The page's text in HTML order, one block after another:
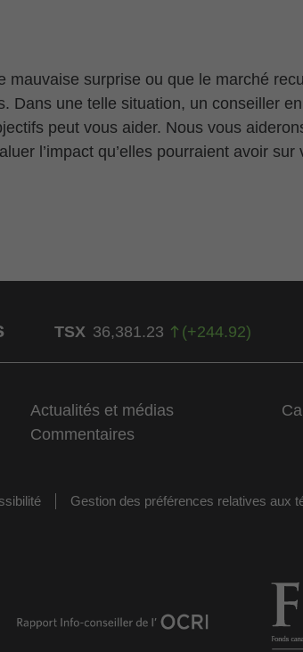
mauvaise surprise ou que le marché
Dans une telle situation, un conseiller
peut vous aider. Nous vous
l’impact qu’elles pourraient avoir
TSX 36,381.23 (+244.92)
Actualités et médias
Commentaires
Gestion des préférences relatives aux